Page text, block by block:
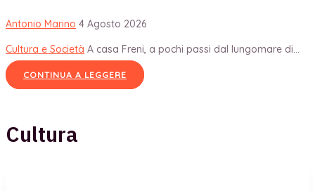
Antonio Marino 4 Agosto 2026
Cultura e Società A casa Freni, a pochi passi dal lungomare di...
CONTINUA A LEGGERE
Cultura